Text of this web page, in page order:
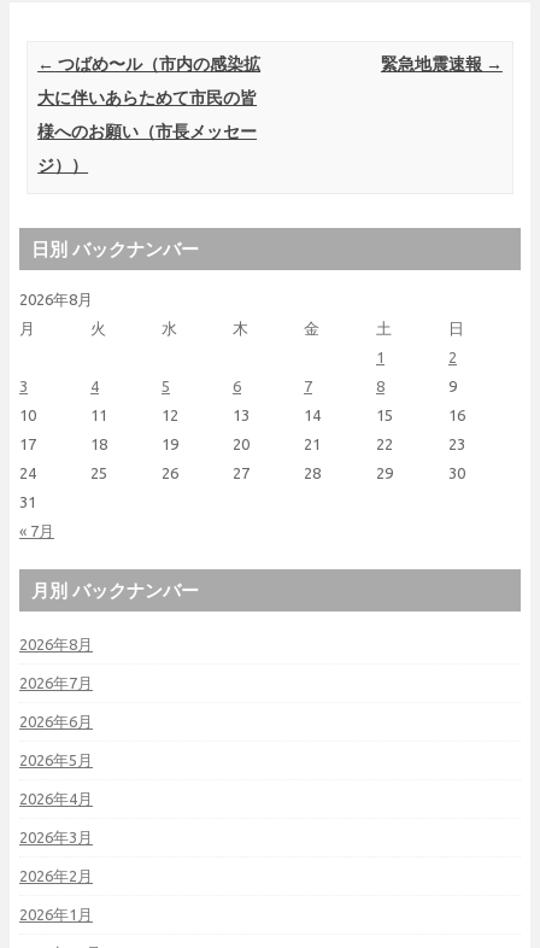
Post navigation
← つばめ〜ル（市内の感染拡
大に伴いあらためて市民の皆
様へのお願い（市長メッセー
ジ））
緊急地震速報 →
日別 バックナンバー
2026年8月
月
火 水 木 金 土 日
« 7月
1
2
3
4 5 6 7 8
9
10
11 12 13 14 15
16
17
18 19 20 21 22
23
24
25 26 27 28 29
30
31
月別 バックナンバー
2026年8月
2026年7月
2026年6月
2026年5月
2026年4月
2026年3月
2026年2月
2026年1月